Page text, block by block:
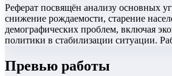
Реферат посвящён анализу основных
снижение рождаемости, старение
демографических проблем, включая
политики в стабилизации ситуации.
Превью работы